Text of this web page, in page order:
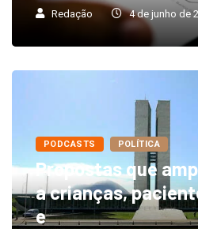
Redação 4 de junho de
PODCASTS POLÍTICA
Propostas que
a crianças,
e